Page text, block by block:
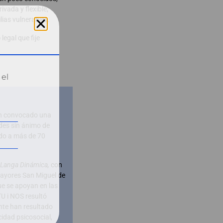
y flexible,
vulnerables.
que fije
convocado una
sin ánimo de
a más de 70
Langa Dinámica, con
San Miguel de
se apoyan en las
i NOS resultó
han resultado
psicosocial,